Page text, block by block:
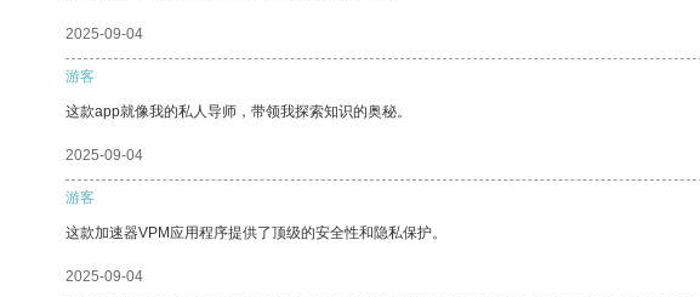
2025-09-04
游客
这款app就像我的私人导师，带领我探索知识的奥秘。
2025-09-04
游客
这款加速器VPM应用程序提供了顶级的安全性和隐私保护。
2025-09-04